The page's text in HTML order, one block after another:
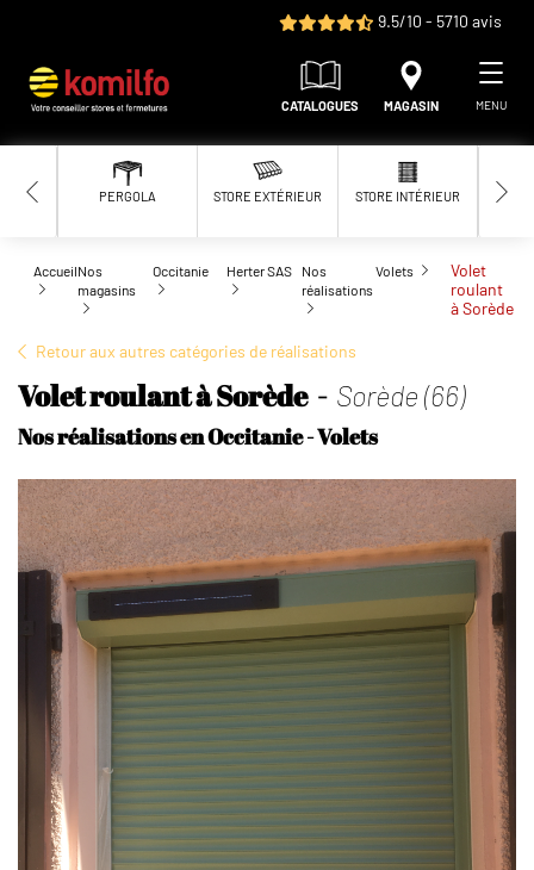
9.5/10 - 5710 avis
CATALOGUES MAGASIN MENU
PERGOLA STORE EXTÉRIEUR STORE INTÉRIEUR
AccueilNos
magasins
Occitanie Herter SAS
Nos
réalisations
Volets
Volet
roulant
à Sorède
Retour aux autres catégories de réalisations
Volet roulant à Sorède - Sorède (66)
Nos réalisations en Occitanie - Volets